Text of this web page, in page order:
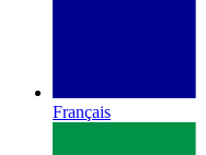
Français